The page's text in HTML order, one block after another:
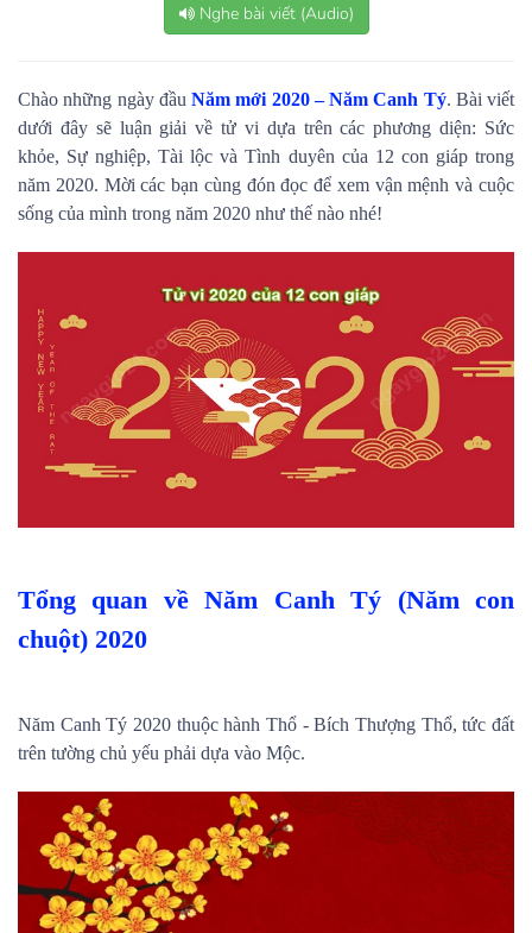
Nghe bài viết (Audio)
Chào những ngày đầu Năm mới 2020 – Năm Canh Tý. Bài viết
dưới đây sẽ luận giải về tử vi dựa trên các phương diện: Sức
khỏe, Sự nghiệp, Tài lộc và Tình duyên của 12 con giáp trong
năm 2020. Mời các bạn cùng đón đọc để xem vận mệnh và cuộc
sống của mình trong năm 2020 như thế nào nhé!
Tổng quan về Năm Canh Tý (Năm con
chuột) 2020
Năm Canh Tý 2020 thuộc hành Thổ - Bích Thượng Thổ, tức đất
trên tường chủ yếu phải dựa vào Mộc.